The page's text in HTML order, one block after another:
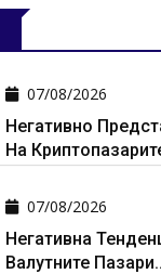
07/08/2026
Негативно
На
07/08/2026
Негативна
Валутните Пазари..